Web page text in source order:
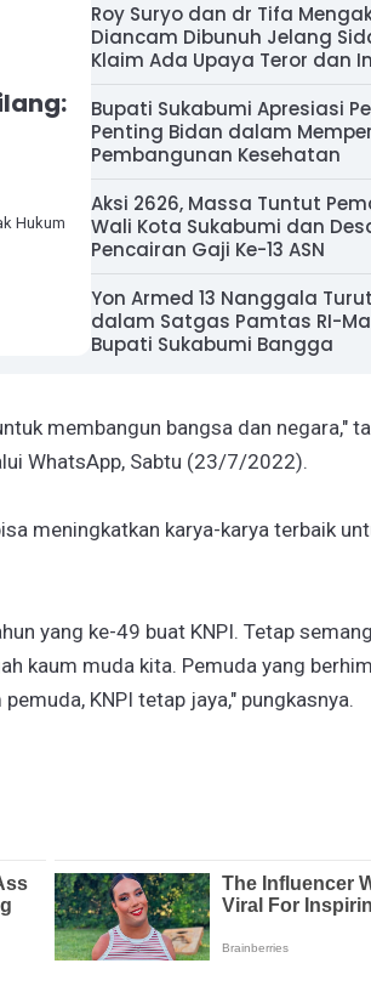
Hukum
Roy Suryo dan dr Tifa
Diancam Dibunuh Jelang
Klaim Ada Upaya Teror dan
Bupati Sukabumi Apresiasi
Penting Bidan dalam
Pembangunan Kesehatan
Aksi 2626, Massa Tuntut
Wali Kota Sukabumi dan
Pencairan Gaji Ke-13 ASN
Yon Armed 13 Nanggala
dalam Satgas Pamtas RI-
Bupati Sukabumi Bangga
membangun bangsa dan negara,"
WhatsApp, Sabtu (23/7/2022).
meningkatkan karya-karya terbaik
yang ke-49 buat KNPI. Tetap
kaum muda kita. Pemuda yang
KNPI tetap jaya," pungkasnya.